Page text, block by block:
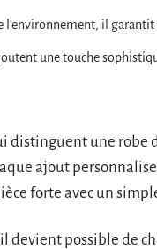
l’environnement, il
une touche
distinguent une robe
ajout
forte avec un
devient possible de